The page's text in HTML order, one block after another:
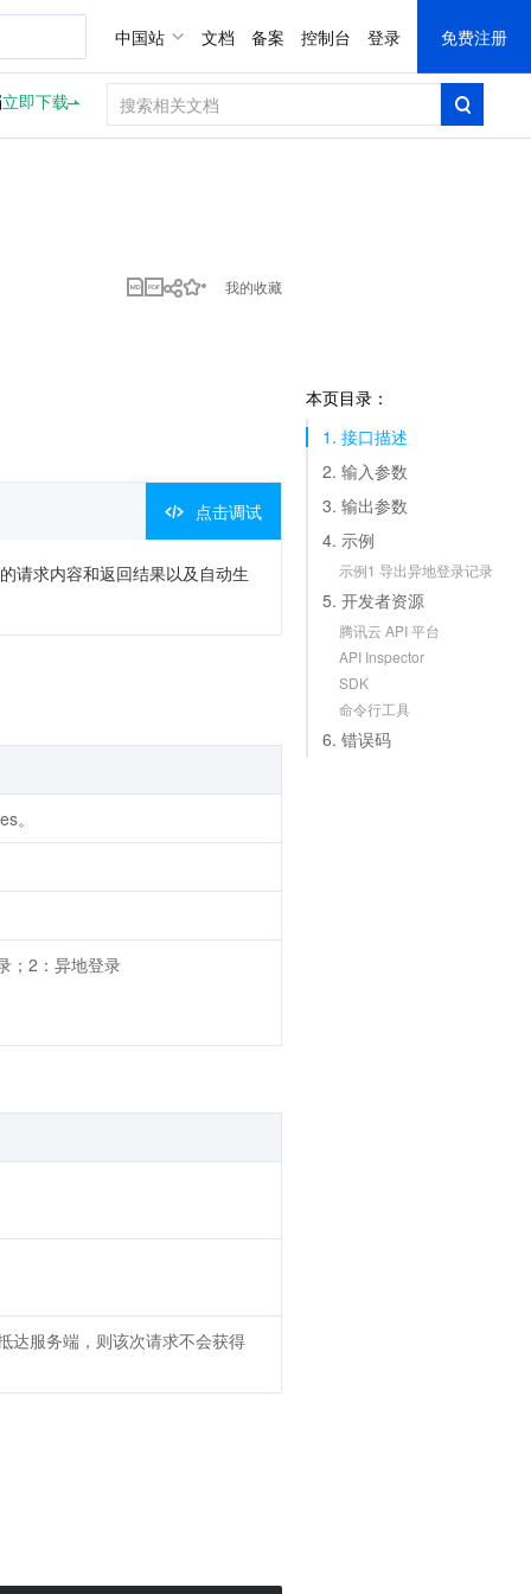
中国站 文档 备案 控制台 登录 免费注册
立即下载
我的收藏
本页目录：
1. 接口描述
2. 输入参数
3. 输出参数
4. 示例
示例1 导出异地登录记录
5. 开发者资源
腾讯云 API 平台
API Inspector
SDK
命令行工具
6. 错误码
点击调试
请求内容和返回结果以及自动生
。
；2：异地登录
达服务端，则该次请求不会获得